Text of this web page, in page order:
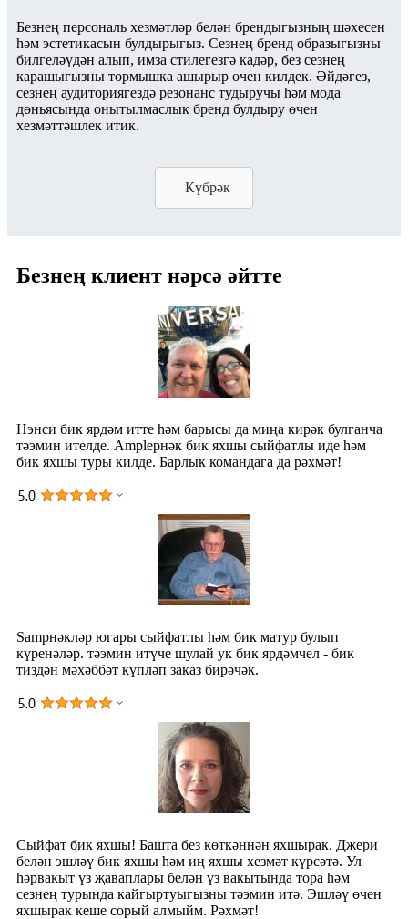
Безнең персональ хезмәтләр белән брендыгызның шәхесен
һәм эстетикасын булдырыгыз. Сезнең бренд образыгызны
билгеләүдән алып, имза стилегезгә кадәр, без сезнең
карашыгызны тормышка ашырыр өчен килдек. Әйдәгез,
сезнең аудиториягездә резонанс тудыручы һәм мода
дөньясында онытылмаслык бренд булдыру өчен
хезмәттәшлек итик.
Күбрәк
Безнең клиент нәрсә әйтте
Нэнси бик ярдәм итте һәм барысы да миңа кирәк булганча
тәэмин ителде. Ampleрнәк бик яхшы сыйфатлы иде һәм
бик яхшы туры килде. Барлык командага да рәхмәт!
Samрнәкләр югары сыйфатлы һәм бик матур булып
күренәләр. тәэмин итүче шулай ук ​​бик ярдәмчел - бик
тиздән мәхәббәт күпләп заказ бирәчәк.
Сыйфат бик яхшы! Башта без көткәннән яхшырак. Джери
белән эшләү бик яхшы һәм иң яхшы хезмәт күрсәтә. Ул
һәрвакыт үз җаваплары белән үз вакытында тора һәм
сезнең турында кайгыртуыгызны тәэмин итә. Эшләү өчен
яхшырак кеше сорый алмыйм. Рәхмәт!